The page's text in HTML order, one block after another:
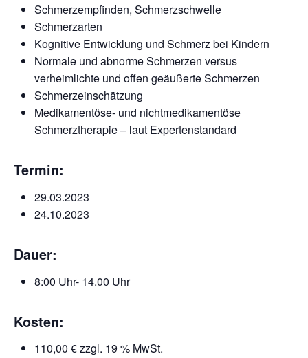
Schmerzempfinden, Schmerzschwelle
Schmerzarten
Kognitive Entwicklung und Schmerz bei Kindern
Normale und abnorme Schmerzen versus
verheimlichte und offen geäußerte Schmerzen
Schmerzeinschätzung
Medikamentöse- und nichtmedikamentöse
Schmerztherapie – laut Expertenstandard
Termin:
29.03.2023
24.10.2023
Dauer:
8:00 Uhr- 14.00 Uhr
Kosten:
110,00 € zzgl. 19 % MwSt.